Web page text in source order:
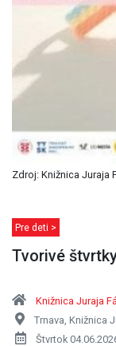
Zdroj: Knižnica Juraja
Pre deti >
Tvorivé
Knižnica Juraja
Trnava, Knižnica
Štvrtok